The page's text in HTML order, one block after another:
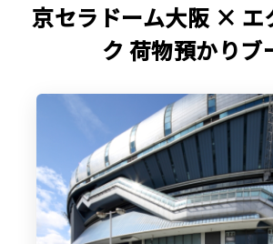
京セラドーム大阪 × エ
ク 荷物預かりブ